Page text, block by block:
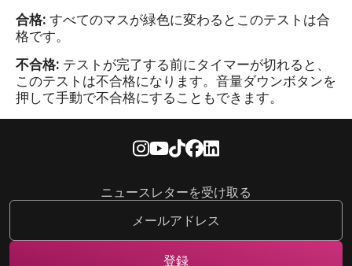
合格: すべてのマスが緑色に変わるとこのテストは合
格です。
不合格: テストが完了する前にタイマーが切れると、
このテストは不合格になります。音量ダウンボタンを
押して手動で不合格にすることもできます。
ニュースレターを受け取る